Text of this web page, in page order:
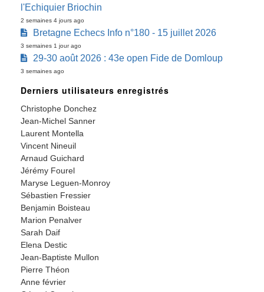
l'Echiquier Briochin
2 semaines 4 jours ago
Bretagne Echecs Info n°180 - 15 juillet 2026
3 semaines 1 jour ago
29-30 août 2026 : 43e open Fide de Domloup
3 semaines ago
Derniers utilisateurs enregistrés
Christophe Donchez
Jean-Michel Sanner
Laurent Montella
Vincent Nineuil
Arnaud Guichard
Jérémy Fourel
Maryse Leguen-Monroy
Sébastien Fressier
Benjamin Boisteau
Marion Penalver
Sarah Daif
Elena Destic
Jean-Baptiste Mullon
Pierre Théon
Anne février